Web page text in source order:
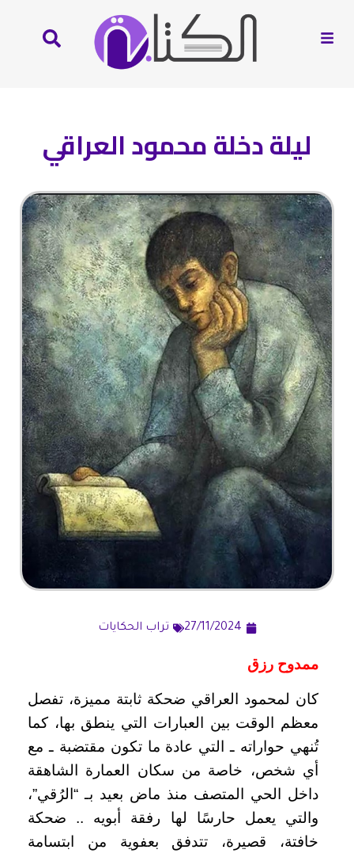
ليلة دخلة محمود العراقي
27/11/2024 تراب الحكايات
ممدوح رزق
كان لمحمود العراقي ضحكة ثابتة مميزة، تفصل
معظم الوقت بين العبارات التي ينطق بها، كما
تُنهي حواراته ـ التي عادة ما تكون مقتضبة ـ مع
أي شخص، خاصة من سكان العمارة الشاهقة
داخل الحي المتصف منذ ماض بعيد بـ “الرُقي”،
والتي يعمل حارسًا لها رفقة أبويه .. ضحكة
خافتة، قصيرة، تتدفق بعفوية من ابتسامة